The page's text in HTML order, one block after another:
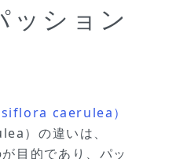
ッション
caerulea）
）の違いは、
目的であり、パッ